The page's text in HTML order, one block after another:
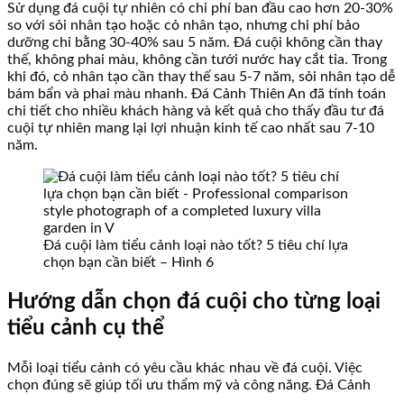
Sử dụng đá cuội tự nhiên có chi phí ban đầu cao hơn 20-30%
so với sỏi nhân tạo hoặc cỏ nhân tạo, nhưng chi phí bảo
dưỡng chỉ bằng 30-40% sau 5 năm. Đá cuội không cần thay
thế, không phai màu, không cần tưới nước hay cắt tỉa. Trong
khi đó, cỏ nhân tạo cần thay thế sau 5-7 năm, sỏi nhân tạo dễ
bám bẩn và phai màu nhanh. Đá Cảnh Thiên An đã tính toán
chi tiết cho nhiều khách hàng và kết quả cho thấy đầu tư đá
cuội tự nhiên mang lại lợi nhuận kinh tế cao nhất sau 7-10
năm.
Đá cuội làm tiểu cảnh loại nào tốt? 5 tiêu chí lựa
chọn bạn cần biết – Hình 6
Hướng dẫn chọn đá cuội cho từng loại
tiểu cảnh cụ thể
Mỗi loại tiểu cảnh có yêu cầu khác nhau về đá cuội. Việc
chọn đúng sẽ giúp tối ưu thẩm mỹ và công năng. Đá Cảnh